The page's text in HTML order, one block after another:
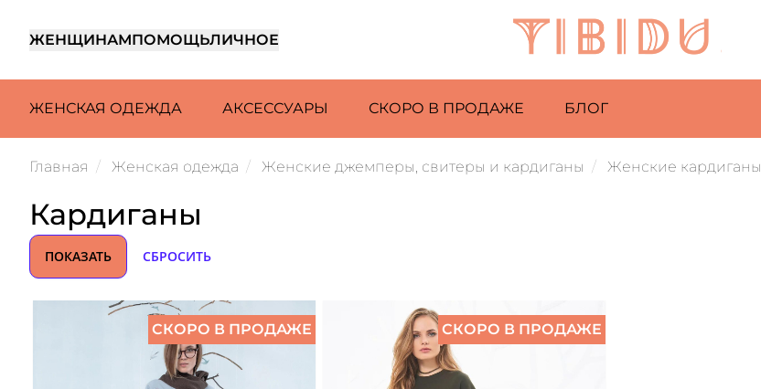
ЖЕНЩИНАМПОМОЩЬЛИЧНОЕ
ЖЕНСКАЯ ОДЕЖДА АКСЕССУАРЫ СКОРО В ПРОДАЖЕ БЛОГ
Главная Женская одежда Женские джемперы, свитеры и кардиганы Женские кардиганы
Кардиганы
ПОКАЗАТЬ СБРОСИТЬ
СКОРО В ПРОДАЖЕ СКОРО В ПРОДАЖЕ